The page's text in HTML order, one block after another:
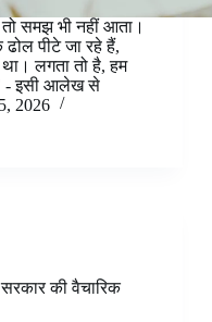
समझ भी नहीं आता।
पीटे जा रहे हैं,
था। लगता तो है, हम
- इसी आलेख से
2026
सरकार की वैचारिक